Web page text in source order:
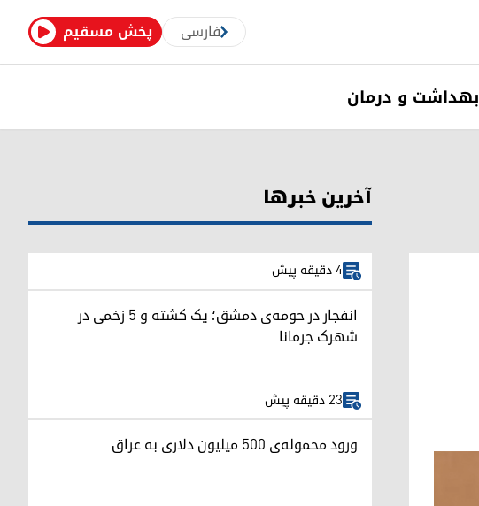
پخش مسقیم فارسی
بهداشت و درمان
آخرین خبرها
4 دقیقه پیش
انفجار در حومه‌ی دمشق؛ یک کشته و ۵ زخمی در
شهرک جرمانا
23 دقیقه پیش
ورود محموله‌ی ۵۰۰ میلیون دلاری به عراق